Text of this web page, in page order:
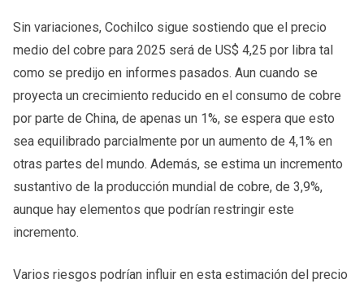
Sin variaciones, Cochilco sigue sostiendo que el precio
medio del cobre para 2025 será de US$ 4,25 por libra tal
como se predijo en informes pasados. Aun cuando se
proyecta un crecimiento reducido en el consumo de cobre
por parte de China, de apenas un 1%, se espera que esto
sea equilibrado parcialmente por un aumento de 4,1% en
otras partes del mundo. Además, se estima un incremento
sustantivo de la producción mundial de cobre, de 3,9%,
aunque hay elementos que podrían restringir este
incremento.
Varios riesgos podrían influir en esta estimación del precio